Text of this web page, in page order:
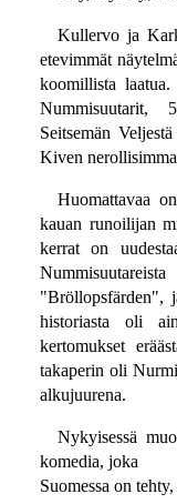
Kullervo ja
etevimmät
koomillista
Nummisuutarit,
Seitsemän
Kiven
Huomattavaa
kauan runoilijan
kerrat on
"Bröllopsfärden",
historiasta oli
kertomukset
takaperin oli
alkujuurena.
Nykyisessä
komedia, joka
Suomessa on